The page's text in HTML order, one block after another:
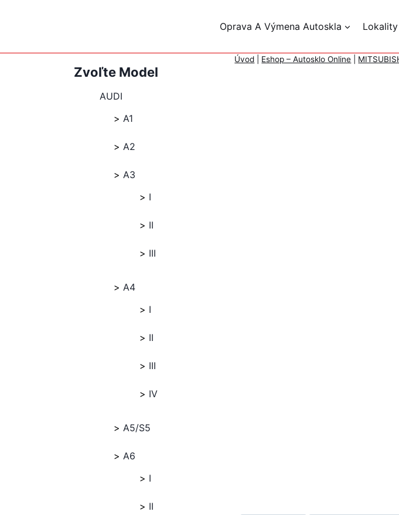
Oprava A Výmena Autoskla Lokality
Úvod Eshop – Autosklo Online
Zvoľte Model
AUDI
A1
A2
A3
I
II
III
A4
I
II
III
IV
A5/S5
A6
I
II